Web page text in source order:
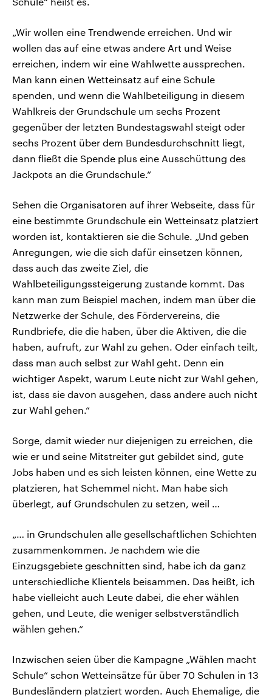
„Wir wollen eine Trendwende erreichen. Und wir
wollen das auf eine etwas andere Art und Weise
erreichen, indem wir eine Wahlwette aussprechen.
Man kann einen Wetteinsatz auf eine Schule
spenden, und wenn die Wahlbeteiligung in diesem
Wahlkreis der Grundschule um sechs Prozent
gegenüber der letzten Bundestagswahl steigt oder
sechs Prozent über dem Bundesdurchschnitt liegt,
dann fließt die Spende plus eine Ausschüttung des
Jackpots an die Grundschule.“
Sehen die Organisatoren auf ihrer Webseite, dass für
eine bestimmte Grundschule ein Wetteinsatz platziert
worden ist, kontaktieren sie die Schule. „Und geben
Anregungen, wie die sich dafür einsetzen können,
dass auch das zweite Ziel, die
Wahlbeteiligungssteigerung zustande kommt. Das
kann man zum Beispiel machen, indem man über die
Netzwerke der Schule, des Fördervereins, die
Rundbriefe, die die haben, über die Aktiven, die die
haben, aufruft, zur Wahl zu gehen. Oder einfach teilt,
dass man auch selbst zur Wahl geht. Denn ein
wichtiger Aspekt, warum Leute nicht zur Wahl gehen,
ist, dass sie davon ausgehen, dass andere auch nicht
zur Wahl gehen.“
Sorge, damit wieder nur diejenigen zu erreichen, die
wie er und seine Mitstreiter gut gebildet sind, gute
Jobs haben und es sich leisten können, eine Wette zu
platzieren, hat Schemmel nicht. Man habe sich
überlegt, auf Grundschulen zu setzen, weil …
„… in Grundschulen alle gesellschaftlichen Schichten
zusammenkommen. Je nachdem wie die
Einzugsgebiete geschnitten sind, habe ich da ganz
unterschiedliche Klientels beisammen. Das heißt, ich
habe vielleicht auch Leute dabei, die eher wählen
gehen, und Leute, die weniger selbstverständlich
wählen gehen.“
Inzwischen seien über die Kampagne „Wählen macht
Schule“ schon Wetteinsätze für über 70 Schulen in 13
Bundesländern platziert worden. Auch Ehemalige, die